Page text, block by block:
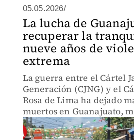
05.05.2026/
La lucha de
recuperar la
nueve años de
extrema
La guerra entre el Cártel
Generación (CJNG) y el
Rosa de Lima ha dejado
muertos en Guanajuato,
Irapuato como la ciudad
percepción de